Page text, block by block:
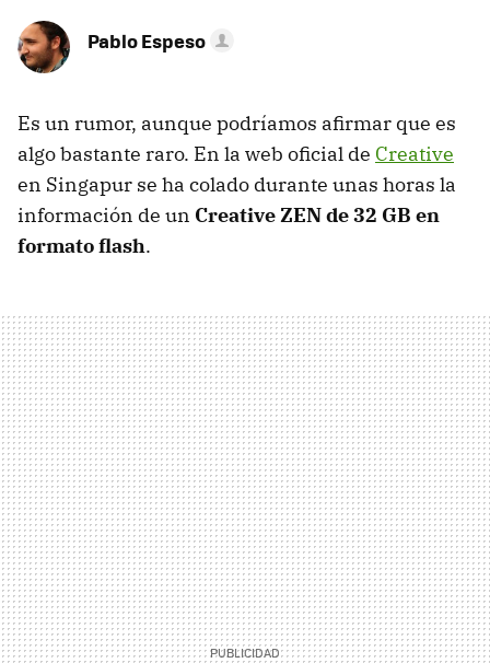
Pablo Espeso
Es un rumor, aunque podríamos afirmar que es
algo bastante raro. En la web oficial de Creative
en Singapur se ha colado durante unas horas la
información de un Creative ZEN de 32 GB en
formato flash.